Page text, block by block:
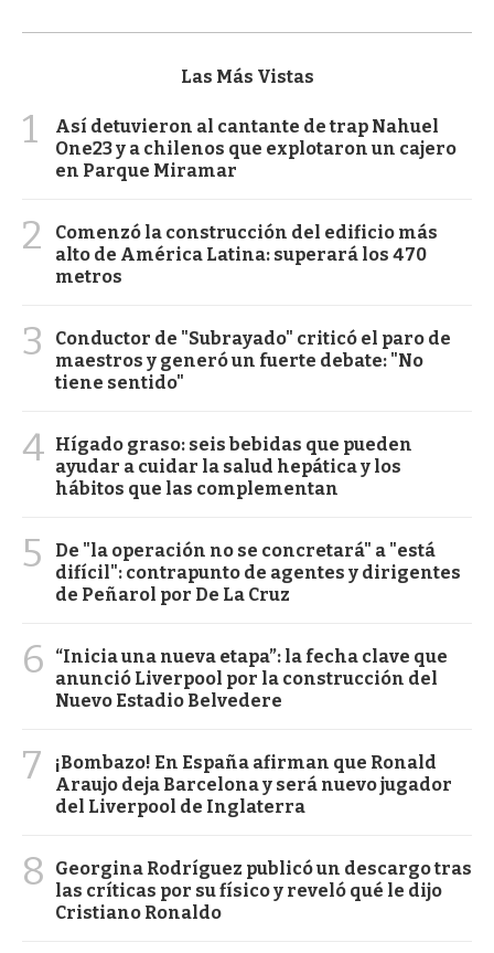
Las Más Vistas
1
Así detuvieron al cantante de trap Nahuel
One23 y a chilenos que explotaron un cajero
en Parque Miramar
2
Comenzó la construcción del edificio más
alto de América Latina: superará los 470
metros
3
Conductor de "Subrayado" criticó el paro de
maestros y generó un fuerte debate: "No
tiene sentido"
4 Hígado graso: seis bebidas que pueden
ayudar a cuidar la salud hepática y los
hábitos que las complementan
5
De "la operación no se concretará" a "está
difícil": contrapunto de agentes y dirigentes
de Peñarol por De La Cruz
6
“Inicia una nueva etapa”: la fecha clave que
anunció Liverpool por la construcción del
Nuevo Estadio Belvedere
7
¡Bombazo! En España afirman que Ronald
Araujo deja Barcelona y será nuevo jugador
del Liverpool de Inglaterra
8
Georgina Rodríguez publicó un descargo tras
las críticas por su físico y reveló qué le dijo
Cristiano Ronaldo